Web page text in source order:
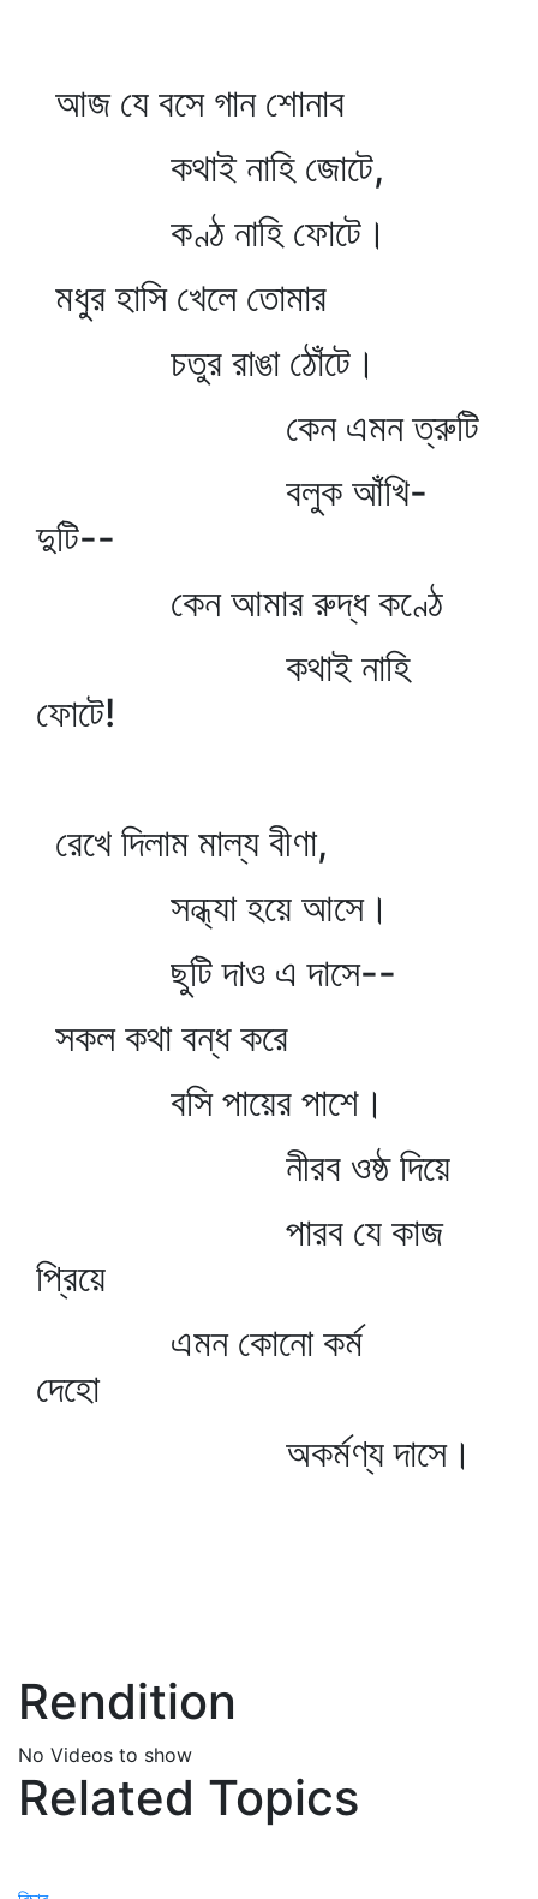
আজ যে বসে গান শোনাব
কথাই নাহি জোটে,
কণ্ঠ নাহি ফোটে।
মধুর হাসি খেলে তোমার
চতুর রাঙা ঠোঁটে।
কেন এমন ত্রুটি
বলুক আঁখি-
দুটি--
কেন আমার রুদ্ধ কণ্ঠে
কথাই নাহি
ফোটে!
রেখে দিলাম মাল্য বীণা,
সন্ধ্যা হয়ে আসে।
ছুটি দাও এ দাসে--
সকল কথা বন্ধ করে
বসি পায়ের পাশে।
নীরব ওষ্ঠ দিয়ে
পারব যে কাজ
প্রিয়ে
এমন কোনো কর্ম
দেহো
অকর্মণ্য দাসে।
Rendition
No Videos to show
Related Topics